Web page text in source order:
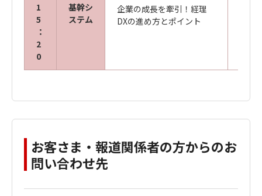
1
5
：
2
0
基幹シ
ステム
企業の成長を牽引！経理
DXの進め方とポイント
お客さま・報道関係者の方からのお
問い合わせ先